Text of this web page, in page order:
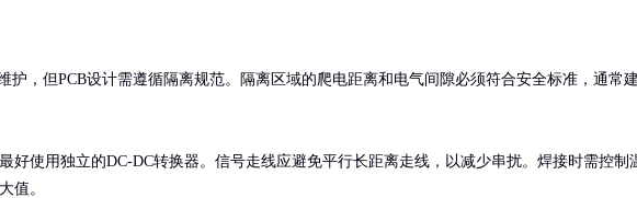
护，但PCB设计需遵循隔离规范。隔离区域的爬电距离和电气间隙必须符合安全标准，通常建
好使用独立的DC-DC转换器。信号走线应避免平行长距离走线，以减少串扰。焊接时需控制
值。